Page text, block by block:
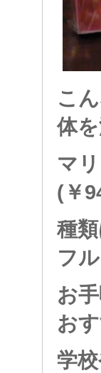
こ
体
マ
(￥
種
フ
お
お
学